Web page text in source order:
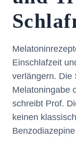
Einschlafzeit
verlängern. Die
Melatoningabe
schreibt Prof.
keinen